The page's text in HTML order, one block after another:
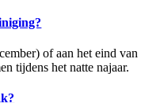
of aan het eind van
tijdens het natte najaar.